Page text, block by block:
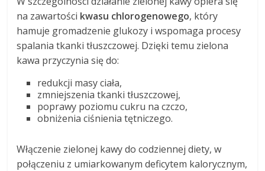
na zawartości kwasu chlorogenowego, który
hamuje gromadzenie glukozy i wspomaga procesy
spalania tkanki tłuszczowej. Dzięki temu zielona
kawa przyczynia się do:
redukcji masy ciała,
zmniejszenia tkanki tłuszczowej,
poprawy poziomu cukru na czczo,
obniżenia ciśnienia tętniczego.
Włączenie zielonej kawy do codziennej diety, w
połączeniu z umiarkowanym deficytem kalorycznym,